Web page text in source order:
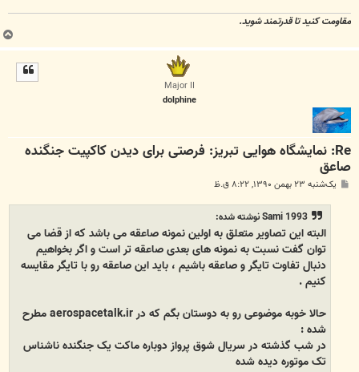
مقاومت کنید تا قدرتمند شوید.
ب
ا
Major II
dolphine
Re: نمایشگاه هوایی تبریز: فرصتی برای دیدن کاکپیت جنگنده
صاعق
پ یک‌شنبه ۲۳ بهمن ۱۳۹۰, ۸:۲۲ ق.ظ
Sami 1993 نوشته شده:
البته این تصاویر متعلق به اولین نمونه صاعقه می باشد که از قضا می
توان گفت نسبت به نمونه های بعدی صاعقه تر است و اگر بخواهیم
دنبال تفاوت تایگر و صاعقه باشیم ، باید این صاعقه رو با تایگر مقایسه
کنیم .
حالا خوبه موضوعی رو به دوستان بگم که در aerospacetalk.ir مطرح
شده :
در شب گذشته در سریال شوق پرواز دوباره ماکت یک جنگنده ناشناس
تک موتوره دیده شده